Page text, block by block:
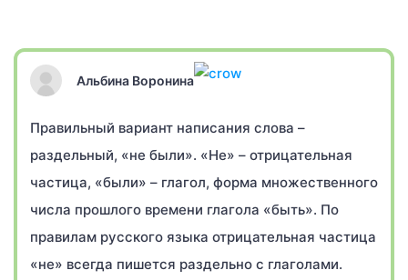
Альбина Воронина
Правильный вариант написания слова –
раздельный, «не были». «Не» – отрицательная
частица, «были» – глагол, форма множественного
числа прошлого времени глагола «быть». По
правилам русского языка отрицательная частица
«не» всегда пишется раздельно с глаголами.